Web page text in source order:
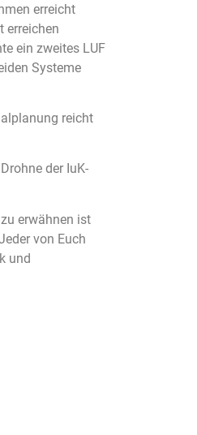
erreicht
erreichen
ein zweites LUF
Systeme
reicht
der IuK-
erwähnen ist
von Euch
und